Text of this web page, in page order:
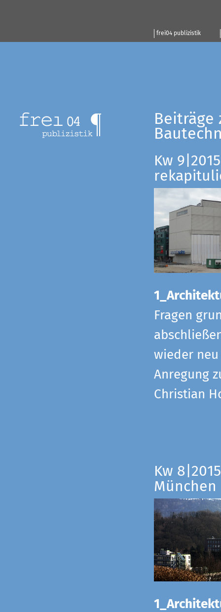
frei04 publizistik
Beiträge
Kw
Fragen
wieder
Anregung
Christian
Kw
München